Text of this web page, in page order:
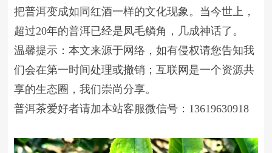
把普洱变成如同红酒一样的文化现象。当今世上，
超过20年的普洱已经是凤毛鳞角，几成神话了。
温馨提示：本文来源于网络，如有侵权请您告知我
们会在第一时间处理或撤销；互联网是一个资源共
享的生态圈，我们崇尚分享。
普洱茶爱好者请加本站客服微信号：13619630918